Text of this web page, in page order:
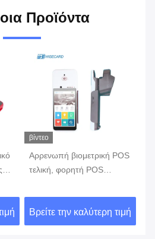
Προϊόντα
βίντεο
Αρρενωπή βιομετρική POS
τελική, φορητή POS
ενσωματωμένη την
εκτυπωτής μπαταρία
Βρείτε την καλύτερη τιμή